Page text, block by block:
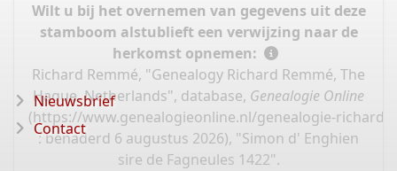
Wilt u bij het overnemen van gegevens uit deze
stamboom alstublieft een verwijzing naar de
herkomst opnemen:
Richard Remmé, "Genealogy Richard Remmé, The
Hague, Netherlands", database, Genealogie Online
(https://www.genealogieonline.nl/genealogie-richard-
: benaderd 6 augustus 2026), "Simon d' Enghien
sire de Fagneules 1422".
Nieuwsbrief
Contact